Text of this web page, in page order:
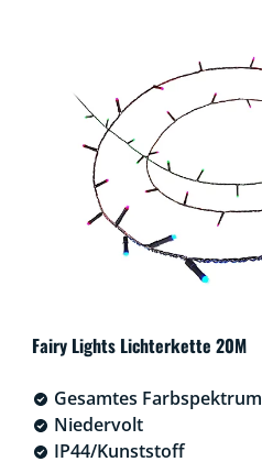
Fairy Lights Lichterkette 20M
Gesamtes Farbspektrum
Niedervolt
IP44/Kunststoff